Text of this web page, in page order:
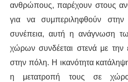
ανθρώπους, παρέχουν στους
για να συμπεριληφθούν στην
συνέπεια, αυτή η ανάγνωση
χώρων συνδέεται στενά με την
στην πόλη. Η ικανότητα
η μετατροπή τους σε